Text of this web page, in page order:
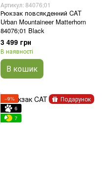
Артикул: 84076;01
Рюкзак повсякденний CAT
Urban Mountaineer Matterhorn
84076;01 Black
3 499 грн
В наявності
В кошик
Подарунок
−9%
6
7